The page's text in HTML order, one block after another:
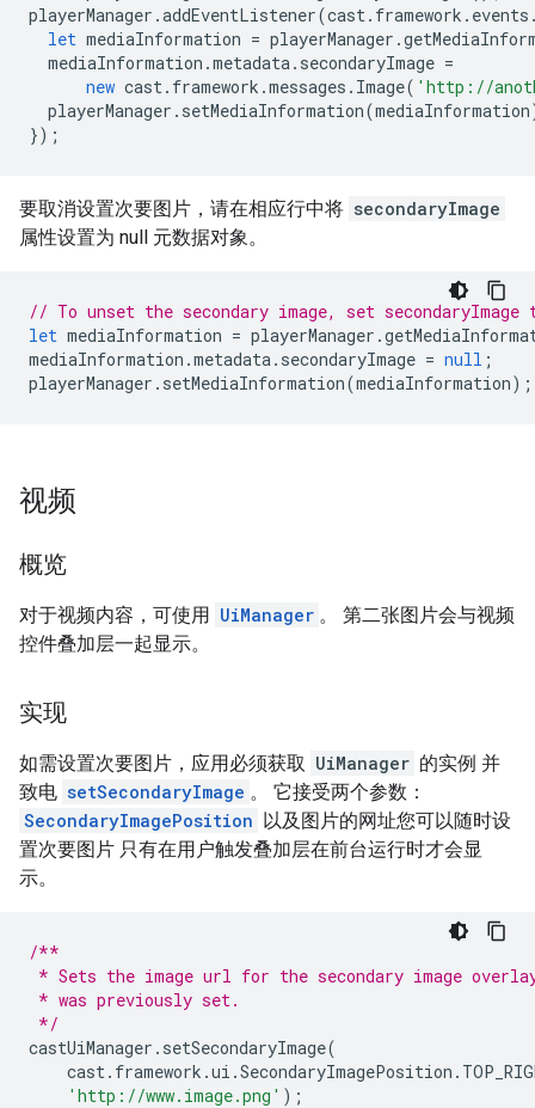
playerManager .addEventListener(cast. framework . events
let mediaInformation = playerManager .
mediaInformation .metadata. secondaryImage =
new cast. framework .messages . Image( 'http://
playerManager . setMediaInformation(mediaInformation
});
要取消设置次要图片，请在相应行中将 secondaryImage
属性设置为 null 元数据对象。
// To unset the secondary image, set
let mediaInformation = playerManager .
mediaInformation .metadata. secondaryImage = null ;
playerManager . setMediaInformation(mediaInformation);
视频
概览
对于视频内容，可使用 UiManager 。 第二张图片会与视频
控件叠加层一起显示。
实现
如需设置次要图片，应用必须获取 UiManager 的实例 并
致电 setSecondaryImage 。 它接受两个参数：
SecondaryImagePosition 以及图片的网址您可以随时设
置次要图片 只有在用户触发叠加层在前台运行时才会显
示。
/**
* Sets the image url for the secondary image
* was previously set.
*/
castUiManager . setSecondaryImage(
cast. framework .ui .SecondaryImagePosition .
'http://www.image.png' );